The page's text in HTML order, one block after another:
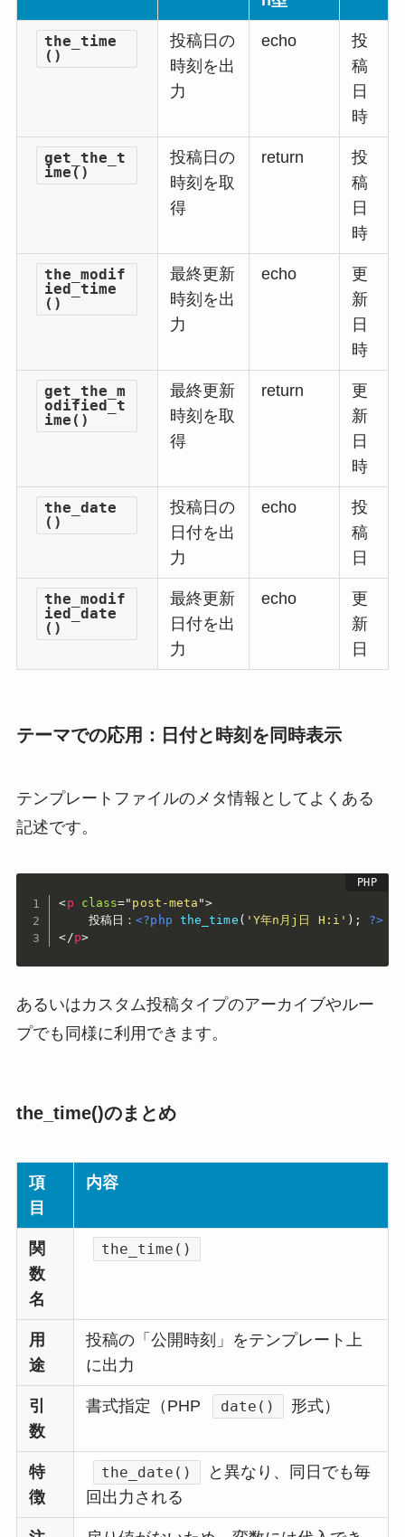
the_time
()
投稿日の
時刻を出
力
echo
投
稿
日
時
get_the_t
ime()
投稿日の
時刻を取
得
return
投
稿
日
時
the_modif
ied_time
()
最終更新
時刻を出
力
echo
更
新
日
時
get_the_m
odified_t
ime()
最終更新
時刻を取
得
return
更
新
日
時
the_date
()
投稿日の
日付を出
力
echo
投
稿
日
the_modif
ied_date
()
最終更新
日付を出
力
echo
更
新
日
テーマでの応用：日付と時刻を同時表示
テンプレートファイルのメタ情報としてよくある
記述です。
<p class=" post-meta ">
    投稿日：
<?php the_time ( 'Y年n月j日 H:i' ) ;
?>
</p>
あるいはカスタム投稿タイプのアーカイブやルー
プでも同様に利用できます。
the_time()のまとめ
項
目
内容
関
数
名
the_time()
用
途
投稿の「公開時刻」をテンプレート上
に出力
引
数
書式指定（PHP date() 形式）
特
徴
the_date()
と異なり、同日でも毎
回出力される